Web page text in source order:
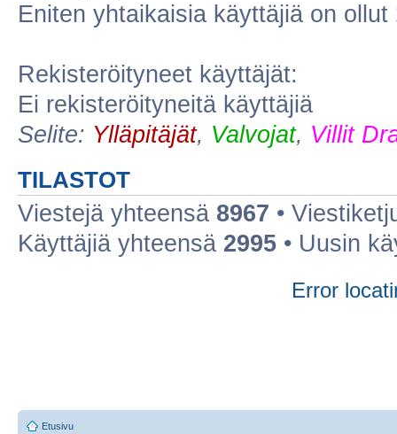
Eniten yhtaikaisia käyttäjiä on ollut
Rekisteröityneet käyttäjät:
Ei rekisteröityneitä käyttäjiä
Selite: Ylläpitäjät, Valvojat, Villit
TILASTOT
Viestejä yhteensä 8967 •
Käyttäjiä yhteensä 2995 • Uusin
Error
Etusivu